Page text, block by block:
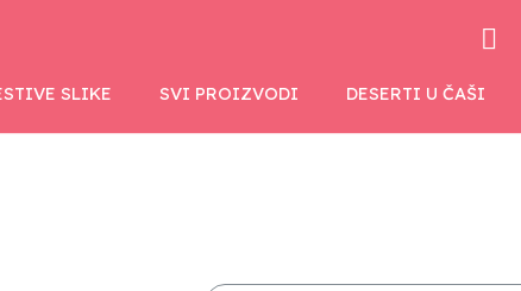
SLIKE SVI PROIZVODI DESERTI U ČAŠI